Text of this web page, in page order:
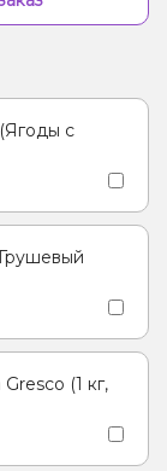
с
(1 кг,